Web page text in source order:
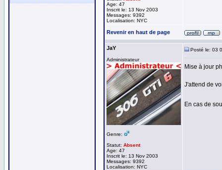
Age: 47
Inscrit le: 13 Nov 2003
Messages: 9392
Localisation: NYC
Revenir en haut de page
JaY
Administrateur
Genre:
Statut: Absent
Age: 47
Inscrit le: 13 Nov 2003
Messages: 9392
Localisation: NYC
Posté le: 03
Mise à jour
J'attend de
En cas de